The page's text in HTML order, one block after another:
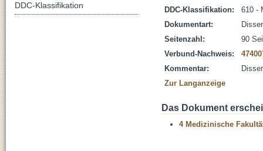
DDC-Klassifikation:
610 -
Dokumentart:
Seitenzahl:
90
Verbund-Nachweis:
Kommentar:
Zur Langanzeige
Das Dokument
4 Medizinische
DDC-Klassifikation